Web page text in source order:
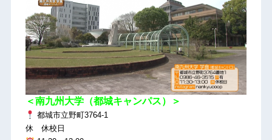
＜南九州大学（都城キャンパス）＞
都城市立野町3764-1
休 休校日